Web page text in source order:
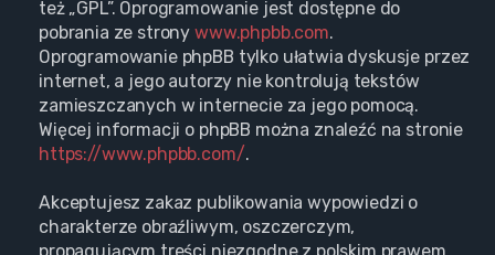
też „GPL”. Oprogramowanie jest dostępne do
pobrania ze strony www.phpbb.com.
Oprogramowanie phpBB tylko ułatwia dyskusje przez
internet, a jego autorzy nie kontrolują tekstów
zamieszczanych w internecie za jego pomocą.
Więcej informacji o phpBB można znaleźć na stronie
https://www.phpbb.com/.
Akceptujesz zakaz publikowania wypowiedzi o
charakterze obraźliwym, oszczerczym,